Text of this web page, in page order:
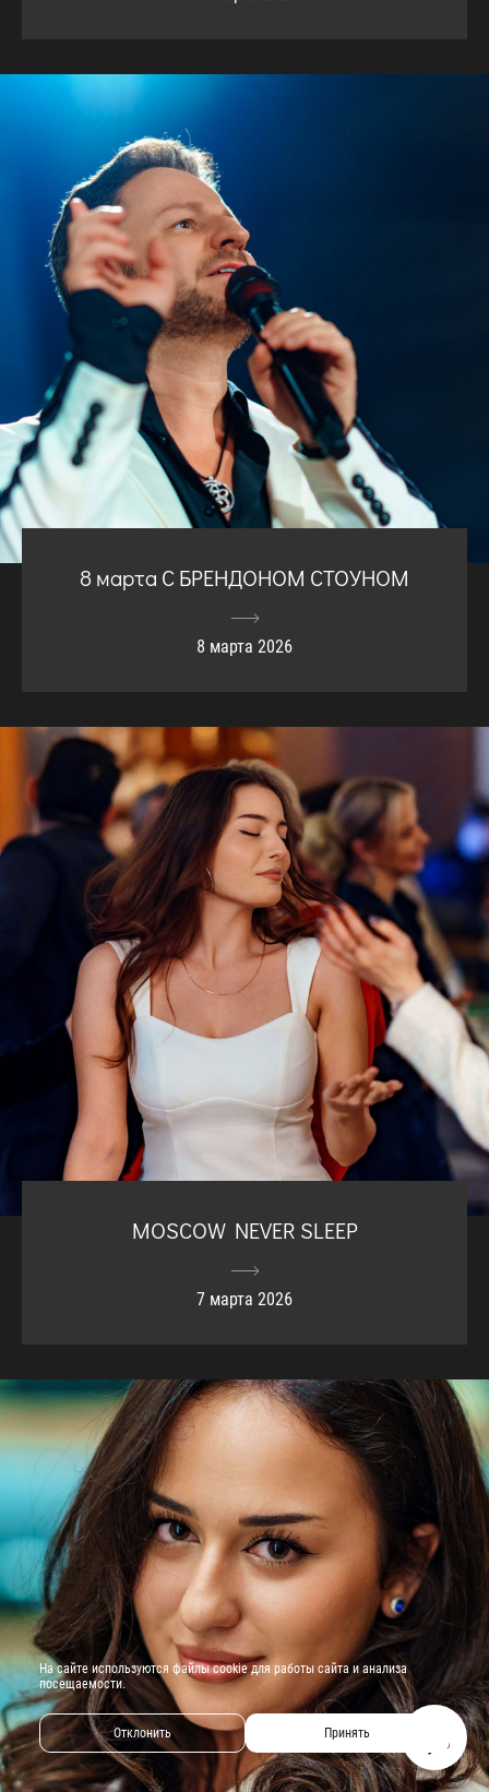
8 марта С БРЕНДОНОМ СТОУНОМ
8 марта 2026
MOSCOW NEVER SLEEP
7 марта 2026
На сайте используются файлы cookie для работы сайта и анализа
посещаемости.
Отклонить Принять